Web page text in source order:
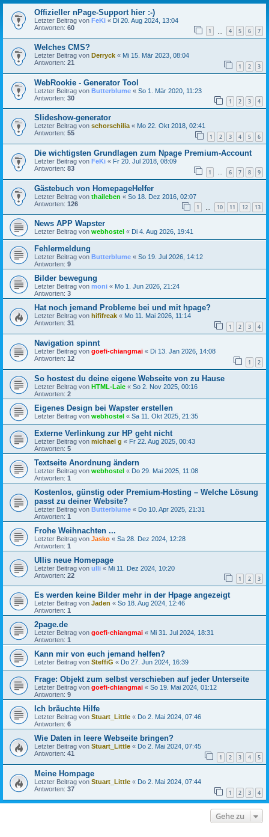
Offizieller nPage-Support hier :-)
Letzter Beitrag von FeKi « Di 20. Aug 2024, 13:04
Antworten: 60 1 4 5 6 7
Welches CMS?
Letzter Beitrag von Derryck « Mi 15. Mär 2023, 08:04
Antworten: 21 1 2 3
WebRookie - Generator Tool
Letzter Beitrag von Butterblume « So 1. Mär 2020, 11:23
Antworten: 30 1 2 3 4
Slideshow-generator
Letzter Beitrag von schorschilia« Mo 22. Okt 2018, 02:41
Antworten: 55 1 2 3 4 5 6
Die wichtigsten Grundlagen zum Npage Premium-Account
Letzter Beitrag von FeKi « Fr 20. Jul 2018, 08:09
Antworten: 83 1 … 6 7 8 9
Gästebuch von HomepageHelfer
Letzter Beitrag von thaileben « So 18. Dez 2016, 02:07
Antworten: 126 1 10 11 12 13
News APP Wapster
Letzter Beitrag von webhostel « Di 4. Aug 2026, 19:41
Fehlermeldung
Letzter Beitrag von Butterblume « So 19. Jul 2026, 14:12
Antworten: 9
Bilder bewegung
Letzter Beitrag von moni « Mo 1. Jun 2026, 21:24
Antworten: 3
Hat noch jemand Probleme bei und mit hpage?
Letzter Beitrag von hififreak « Mo 11. Mai 2026, 11:14
Antworten: 31 1 2 3 4
Navigation spinnt
Letzter Beitrag von goefi-chiangmai « Di 13. Jan 2026, 14:08
Antworten: 12 1 2
So hostest du deine eigene Webseite von zu Hause
Letzter Beitrag von HTML-Laie « So 2. Nov 2025, 00:16
Antworten: 2
Eigenes Design bei Wapster erstellen
Letzter Beitrag von webhostel « Sa 11. Okt 2025, 21:35
Externe Verlinkung zur HP geht nicht
Letzter Beitrag von michael g « Fr 22. Aug 2025, 00:43
Antworten: 5
Textseite Anordnung ändern
Letzter Beitrag von webhostel « Do 29. Mai 2025, 11:08
Antworten: 1
Kostenlos, günstig oder Premium-Hosting – Welche Lösung
passt zu deiner Website?
Letzter Beitrag von Butterblume « Do 10. Apr 2025, 21:31
Antworten: 1
Frohe Weihnachten ...
Letzter Beitrag von Jasko « Sa 28. Dez 2024, 12:28
Antworten: 1
Ullis neue Homepage
Letzter Beitrag von ulli « Mi 11. Dez 2024, 10:20
Antworten: 22 1 2 3
Es werden keine Bilder mehr in der Hpage angezeigt
Letzter Beitrag von Jaden « So 18. Aug 2024, 12:46
Antworten: 1
2page.de
Letzter Beitrag von goefi-chiangmai « Mi 31. Jul 2024, 18:31
Antworten: 1
Kann mir von euch jemand helfen?
Letzter Beitrag von SteffiG « Do 27. Jun 2024, 16:39
Frage: Objekt zum selbst verschieben auf jeder Unterseite
Letzter Beitrag von goefi-chiangmai « So 19. Mai 2024, 01:12
Antworten: 9
Ich bräuchte Hilfe
Letzter Beitrag von Stuart_Little « Do 2. Mai 2024, 07:46
Antworten: 6
Wie Daten in leere Webseite bringen?
Letzter Beitrag von Stuart_Little « Do 2. Mai 2024, 07:45
Antworten: 41 1 2 3 4 5
Meine Hompage
Letzter Beitrag von Stuart_Little « Do 2. Mai 2024, 07:44
Antworten: 37 1 2 3 4
Gehe zu